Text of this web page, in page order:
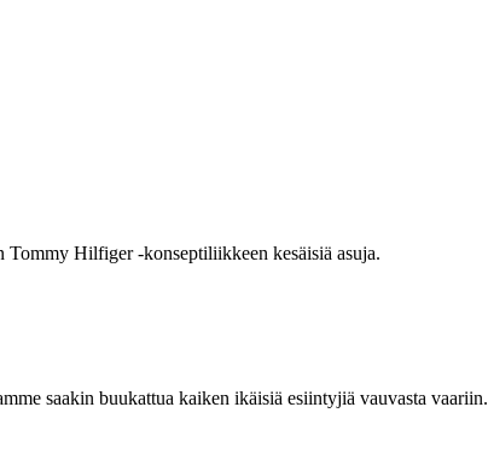
Tommy Hilfiger -konseptiliikkeen kesäisiä asuja.
saakin buukattua kaiken ikäisiä esiintyjiä vauvasta vaariin.